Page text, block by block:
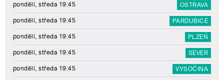
pondělí, středa 19:45 OSTRAVA
pondělí, středa 19:45 PARDUBICE
pondělí, středa 19:45 PLZEŇ
pondělí, středa 19:45 SEVER
pondělí, středa 19:45 VYSOČINA